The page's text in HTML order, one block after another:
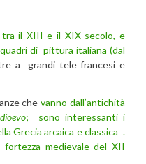
il XIII e il XIX secolo, e
di pittura italiana (dal
a grandi tele francesi e
chevanno dall’antichità
; sono interessanti i
Grecia arcaica e classica .
fortezza medievale del XII